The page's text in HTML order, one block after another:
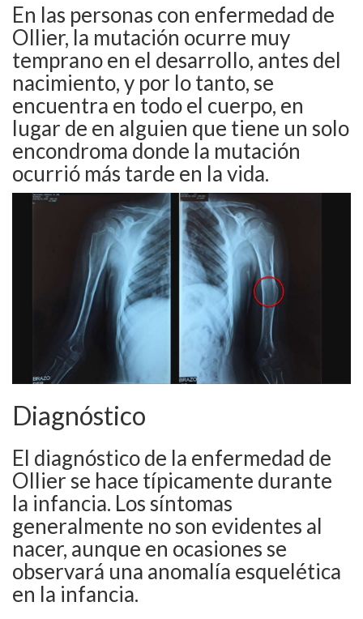
En las personas con enfermedad de
Ollier, la mutación ocurre muy
temprano en el desarrollo, antes del
nacimiento, y por lo tanto, se
encuentra en todo el cuerpo, en
lugar de en alguien que tiene un solo
encondroma donde la mutación
ocurrió más tarde en la vida.
Diagnóstico
El diagnóstico de la enfermedad de
Ollier se hace típicamente durante
la infancia. Los síntomas
generalmente no son evidentes al
nacer, aunque en ocasiones se
observará una anomalía esquelética
en la infancia.